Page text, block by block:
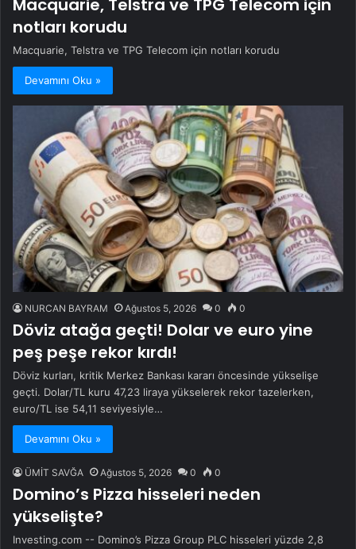
Macquarie, Telstra ve TPG Telecom için
notları korudu
Macquarie, Telstra ve TPG Telecom için notları korudu
Devamını Oku »
NURCAN BAYRAM Ağustos 5, 2026 0 0
Döviz atağa geçti! Dolar ve euro yine
peş peşe rekor kırdı!
Döviz kurları, kritik Merkez Bankası kararı öncesinde yükselişe
geçti. Dolar/TL kuru 47,23 liraya yükselerek rekor tazelerken,
euro/TL ise 54,11 seviyesiyle…
Devamını Oku »
ÜMİT SAVĞA Ağustos 5, 2026 0 0
Domino’s Pizza hisseleri neden
yükselişte?
Investing.com -- Domino’s Pizza Group PLC hisseleri yüzde 2,8